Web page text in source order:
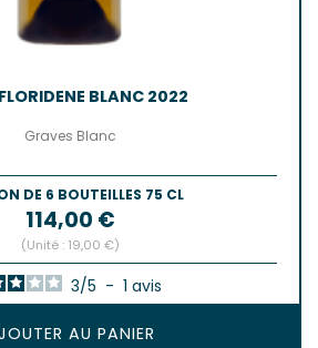
BLANC 2022
Graves Blanc
DE 6 BOUTEILLES 75 CL
Prix
114,00 €
(Unité : 19,00 €)
3/5 - 1 avis
AU PANIER